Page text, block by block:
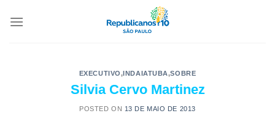
EXECUTIVO,INDAIATUBA,SOBRE
Silvia Cervo Martinez
POSTED ON 13 DE MAIO DE 2013